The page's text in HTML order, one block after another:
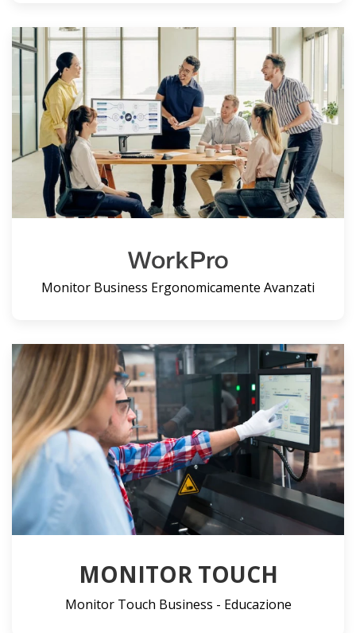
Monitor Business Ergonomicamente Avanzati
MONITOR TOUCH
Monitor Touch Business - Educazione